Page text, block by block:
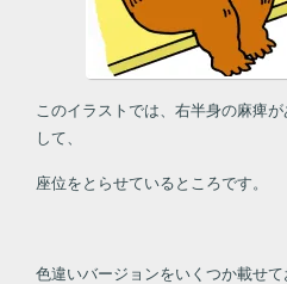
このイラストでは、右半身の麻痺
して、
座位をとらせているところです。
色違いバージョンをいくつか載せて